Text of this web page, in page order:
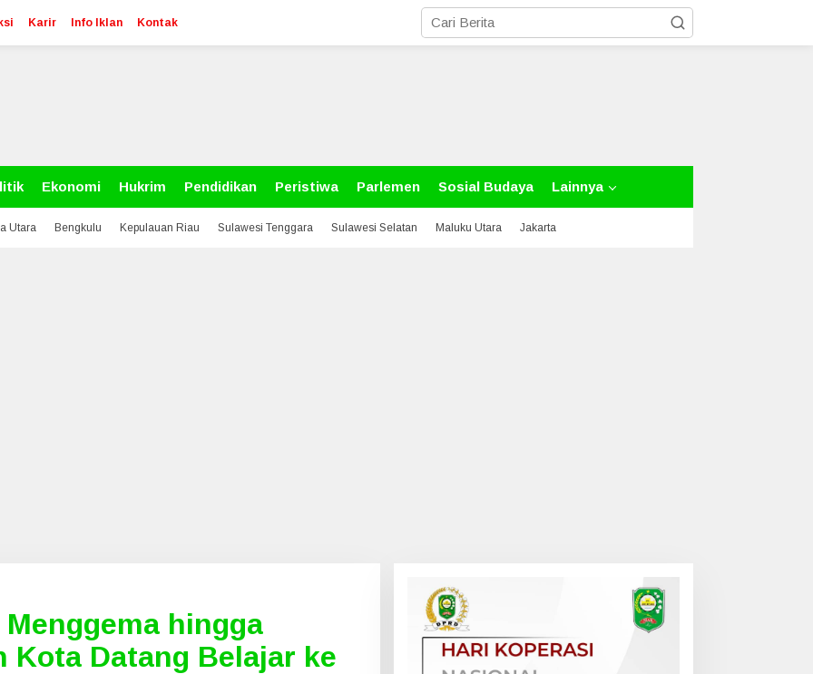
Karir Info Iklan Kontak
Ekonomi Hukrim Pendidikan Peristiwa Parlemen Sosial Budaya Lainnya
Utara Bengkulu Kepulauan Riau Sulawesi Tenggara Sulawesi Selatan Maluku Utara Jakarta
hingga
Kota Datang Belajar ke